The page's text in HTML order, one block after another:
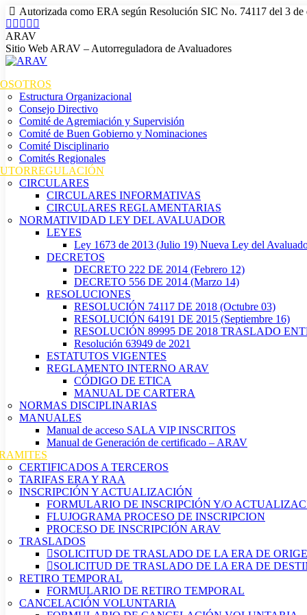
Autorizada como ERA según Resolución SIC No. 74117 del 3 de
ARAV
Sitio Web ARAV – Autorreguladora de Avaluadores
Estructura Organizacional
Consejo Directivo
Comité de Agremiación y Supervisión
Comité de Buen Gobierno y Nominaciones
Comité Disciplinario
Comités Regionales
CIRCULARES
CIRCULARES INFORMATIVAS
CIRCULARES REGLAMENTARIAS
NORMATIVIDAD LEY DEL AVALUADOR
LEYES
Ley 1673 de 2013 (Julio 19) Nueva Ley del
DECRETOS
DECRETO 222 DE 2014 (Febrero 12)
DECRETO 556 DE 2014 (Marzo 14)
RESOLUCIONES
RESOLUCIÓN 74117 DE 2018 (Octubre 03)
RESOLUCIÓN 64191 DE 2015 (Septiembre 16)
RESOLUCIÓN 89995 DE 2018 TRASLADO
Resolución 63949 de 2021
ESTATUTOS VIGENTES
REGLAMENTO INTERNO ARAV
CÓDIGO DE ETICA
MANUAL DE CARTERA
NORMAS DISCIPLINARIAS
MANUALES
Manual de acceso SALA VIP INSCRITOS
Manual de Generación de certificado – ARAV
CERTIFICADOS A TERCEROS
TARIFAS ERA Y RAA
INSCRIPCIÓN Y ACTUALIZACIÓN
FORMULARIO DE INSCRIPCIÓN Y/O
FLUJOGRAMA PROCESO DE INSCRIPCION
PROCESO DE INSCRIPCIÓN ARAV
TRASLADOS
SOLICITUD DE TRASLADO DE LA ERA DE
SOLICITUD DE TRASLADO DE LA ERA DE
RETIRO TEMPORAL
FORMULARIO DE RETIRO TEMPORAL
CANCELACIÓN VOLUNTARIA